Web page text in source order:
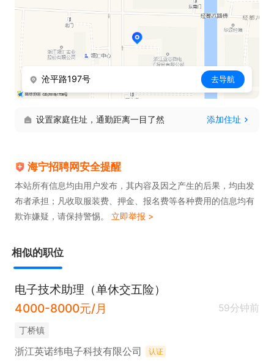
福利待遇：
1、提供工作餐和住宿；2、缴纳五险一金和商业险；
3、公司将不定期举办各类文体活动；4、中秋、端
午、春节等节假日礼品；5、生日福利；6、年终奖励
沧平路197号 去导航
设置家庭住址，通勤距离一目了然 添加住址
海宁招聘网安全提醒
本站所有信息均由用户发布，其内容及因之产生的后果，均由发
布者承担；凡收取服装费、押金、报名费等各种费用的信息均有
欺诈嫌疑，请保持警惕。 立即举报 >
相似的职位
电子技术助理（单休交五险）
4000-8000元/月
59分钟前
丁桥镇
浙江英诺纬电子科技有限公司 认证